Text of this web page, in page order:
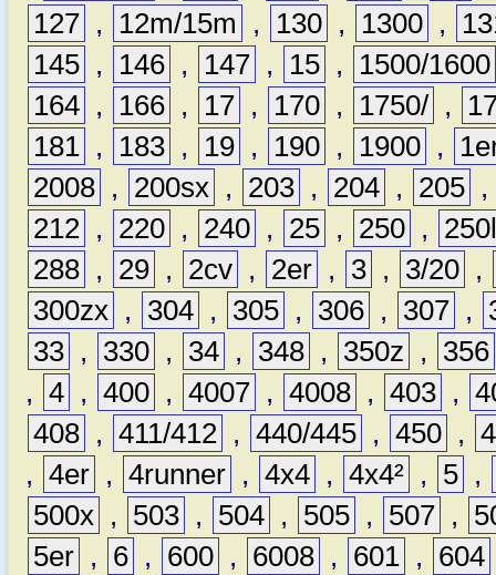
127 , 12m/15m , 130 , 1300 ,
145 , 146 , 147 , 15 ,
1500/1600
164 , 166 , 17 , 170 , 1750/ ,
181 , 183 , 19 , 190 , 1900 ,
2008 , 200sx , 203 , 204 , 205 ,
212 , 220 , 240 , 25 , 250 ,
288 , 29 , 2cv , 2er , 3 , 3/20 ,
300zx , 304 , 305 , 306 , 307 ,
33 , 330 , 34 , 348 , 350z ,
356
, 4 , 400 , 4007 , 4008 , 403 ,
408 , 411/412 , 440/445 , 450 ,
, 4er , 4runner , 4x4 , 4x4² , 5 ,
500x , 503 , 504 , 505 , 507 ,
5er , 6 , 600 , 6008 , 601 , 604